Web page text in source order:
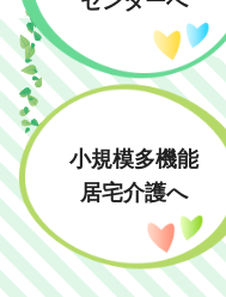
小規模多機能
居宅介護へ